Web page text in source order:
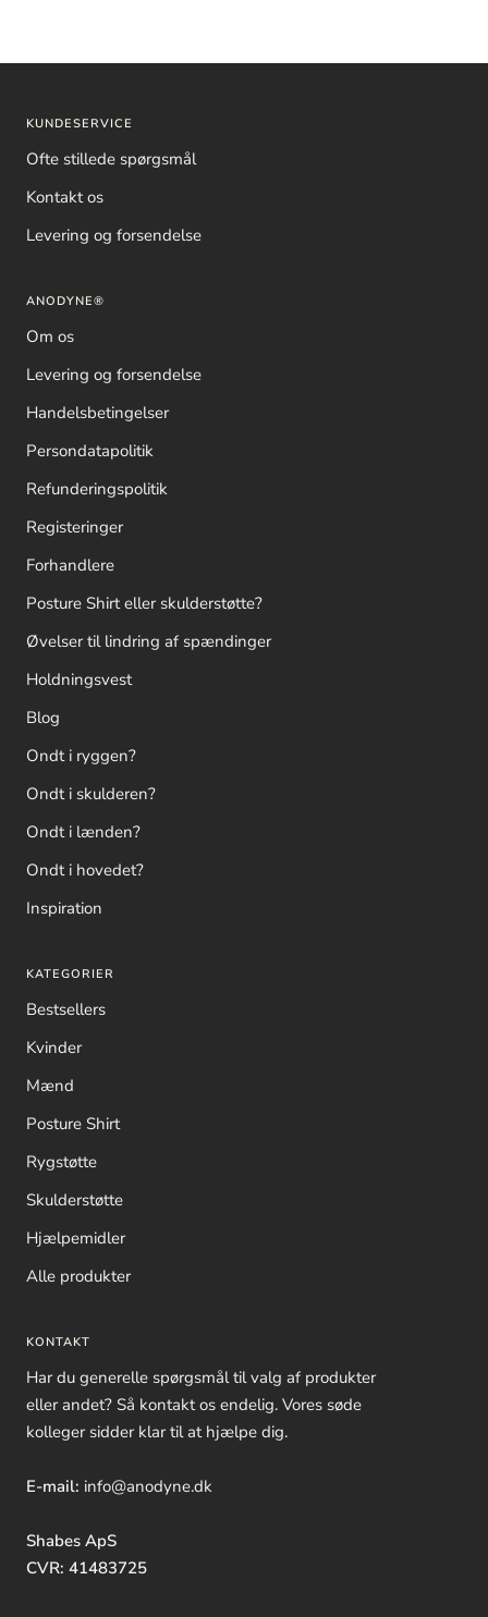
KUNDESERVICE
Ofte stillede spørgsmål
Kontakt os
Levering og forsendelse
ANODYNE®
Om os
Levering og forsendelse
Handelsbetingelser
Persondatapolitik
Refunderingspolitik
Registeringer
Forhandlere
Posture Shirt eller skulderstøtte?
Øvelser til lindring af spændinger
Holdningsvest
Blog
Ondt i ryggen?
Ondt i skulderen?
Ondt i lænden?
Ondt i hovedet?
Inspiration
KATEGORIER
Bestsellers
Kvinder
Mænd
Posture Shirt
Rygstøtte
Skulderstøtte
Hjælpemidler
Alle produkter
KONTAKT
Har du generelle spørgsmål til valg af produkter
eller andet? Så kontakt os endelig. Vores søde
kolleger sidder klar til at hjælpe dig.
E-mail: info@anodyne.dk
Shabes ApS
CVR: 41483725